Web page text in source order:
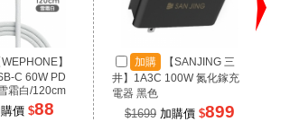
WEPHONE】
C 60W PD
霜白/120cm
價 $88
加購
【SANJING 三
井】1A3C 100W 氮化鎵充
電器 黑色
$1699 加購價 $899